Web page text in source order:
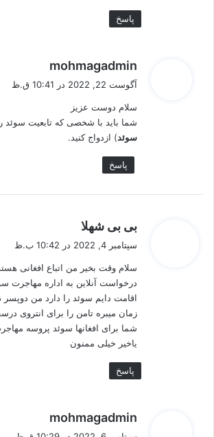
پاسخ
mohmagadmin
آگوست 22, 2022 در 10:41 ق.ظ
سلام دوست عزیز
شما باید با شخصی که تابعیت سوئد
سوئد) ازدواج کنید.
پاسخ
بی بی شهلا
:
سپتامبر 4, 2022 در 10:42 ب.ظ
سلام وقت بخیر من اتباع افغانی
درخواست آنلاین به اداره مهاجرت
اقامت دایم سوئد را دارد من دوپسر
زمان میبره تامن را برای انتروی
شما برای افغانها سوئد پروسه
یاخیر خیلی ممنون
پاسخ
mohmagadmin